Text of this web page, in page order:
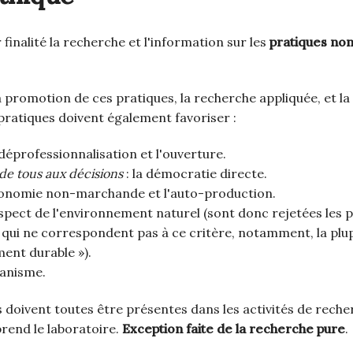
la recherche et l'information sur les pratiques
promotion de ces pratiques, la recherche appliquée, et
doivent également favoriser :
et l'ouverture.
tous aux décisions: la démocratie directe.
non-marchande et l'auto-production.
de l'environnement naturel (sont donc rejetées les
ne correspondent pas à ce critère, notamment, la
durable »).
doivent toutes être présentes dans les activités de
le laboratoire. Exception faite de la recherche pure.